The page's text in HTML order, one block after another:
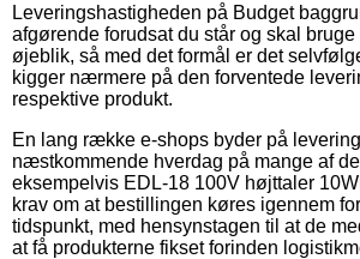
Leveringshastigheden på Budget
afgørende forudsat du står og skal
øjeblik, så med det formål er det
kigger nærmere på den forventede
respektive produkt.
En lang række e-shops byder på
næstkommende hverdag på mange af
eksempelvis EDL-18 100V højttaler
krav om at bestillingen køres igennem
tidspunkt, med hensynstagen til at de
at få produkterne fikset forinden